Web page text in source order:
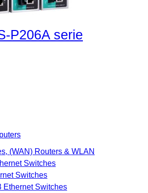
P206A serie
(WAN) Routers & WLAN
Switches
Switches
Ethernet Switches